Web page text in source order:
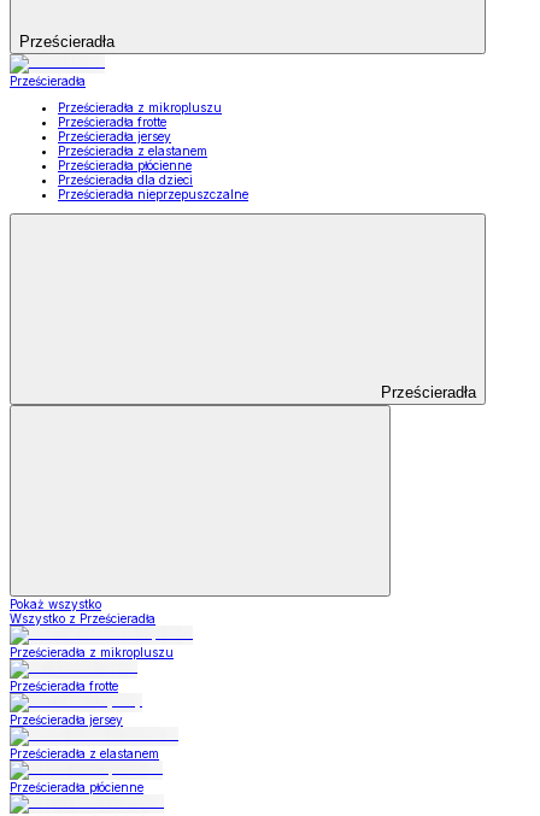
Prześcieradła
Prześcieradła
Prześcieradła z mikropluszu
Prześcieradła frotte
Prześcieradła jersey
Prześcieradła z elastanem
Prześcieradła płócienne
Prześcieradła dla dzieci
Prześcieradła nieprzepuszczalne
Prześcieradła
Pokaż wszystko
Wszystko z Prześcieradła
Prześcieradła z mikropluszu
Prześcieradła frotte
Prześcieradła jersey
Prześcieradła z elastanem
Prześcieradła płócienne